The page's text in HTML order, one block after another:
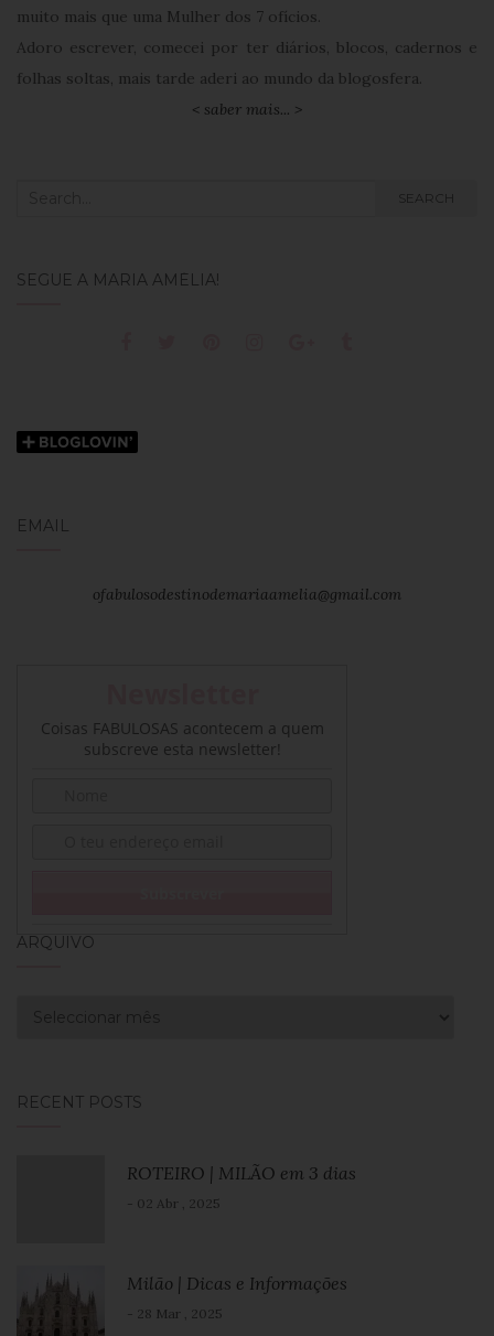
muito mais que uma Mulher dos 7 ofícios.
Adoro escrever, comecei por ter diários, blocos, cadernos e
folhas soltas, mais tarde aderi ao mundo da blogosfera.
< saber mais... >
SEARCH
SEGUE A MARIA AMÉLIA!
EMAIL
ofabulosodestinodemariaamelia@gmail.com
Coisas FABULOSAS acontecem a quem
subscreve esta newsletter!
ARQUIVO
RECENT POSTS
ROTEIRO | MILÃO em 3 dias
- 02 Abr , 2025
Milão | Dicas e Informações
- 28 Mar , 2025